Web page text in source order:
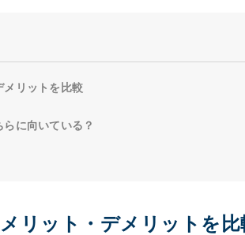
メリットを比較
に向いている？
リット・デメリットを比